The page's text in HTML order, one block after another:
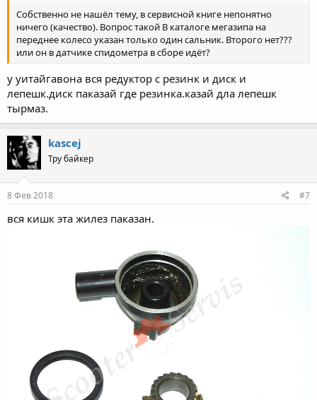
Собственно не нашёл тему, в сервисной книге непонятно
ничего (качество). Вопрос такой В каталоге мегазипа на
переднее колесо указан только один сальник. Второго нет???
или он в датчике спидометра в сборе идёт?
у уитайгавона вся редуктор с резинк и диск и
лепешк.диск паказай где резинка.казай дла лепешк
тырмаз.
kascej
Тру байкер
8 Фев 2018 #7
вся кишк эта жилез паказан.